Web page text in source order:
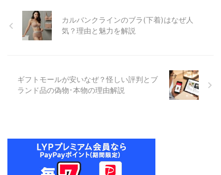
カルバンクラインのブラ(下着)はなぜ人
気？理由と魅力を解説
ギフトモールが安いなぜ？怪しい評判とブ
ランド品の偽物･本物の理由解説